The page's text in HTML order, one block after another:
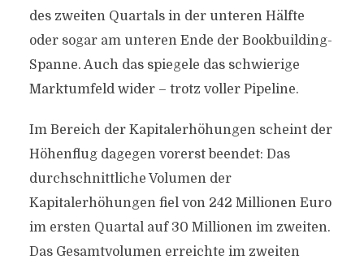
des zweiten Quartals in der unteren Hälfte
oder sogar am unteren Ende der Bookbuilding-
Spanne. Auch das spiegele das schwierige
Marktumfeld wider – trotz voller Pipeline.
Im Bereich der Kapitalerhöhungen scheint der
Höhenflug dagegen vorerst beendet: Das
durchschnittliche Volumen der
Kapitalerhöhungen fiel von 242 Millionen Euro
im ersten Quartal auf 30 Millionen im zweiten.
Das Gesamtvolumen erreichte im zweiten